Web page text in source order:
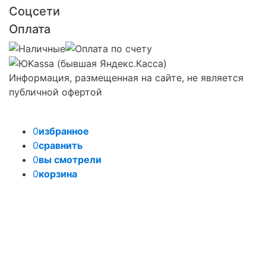
Соцсети
Оплата
Информация, размещенная на сайте, не является
публичной офертой
0избранное
0сравнить
0вы смотрели
0корзина